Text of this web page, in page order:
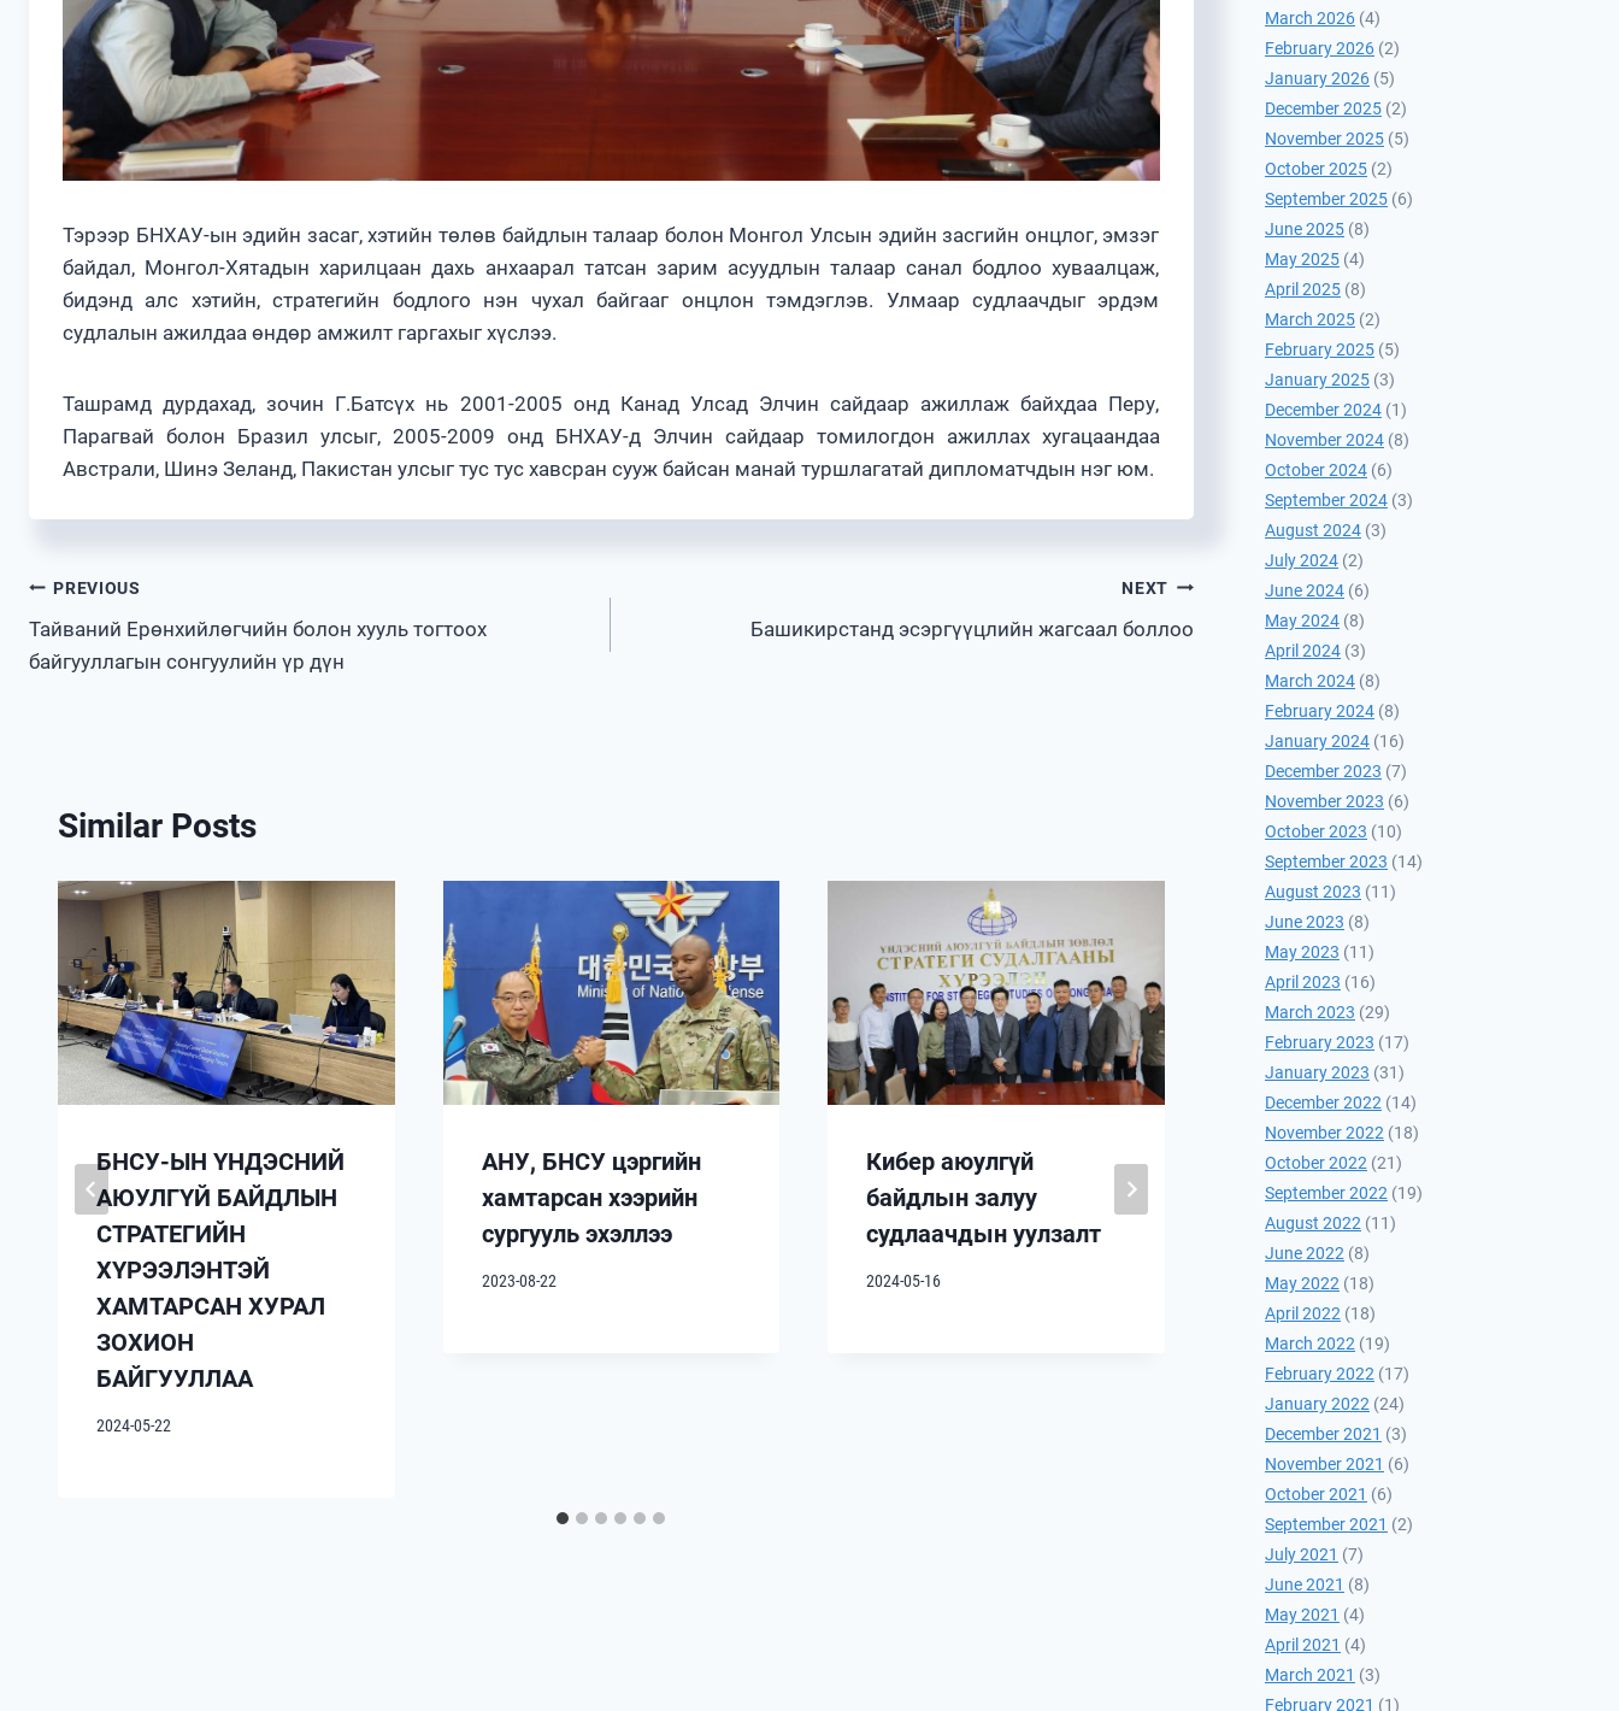
Тэрээр БНХАУ-ын эдийн засаг, хэтийн төлөв байдлын талаар болон Монгол Улсын эдийн засгийн онцлог, эмзэг
байдал, Монгол-Хятадын харилцаан дахь анхаарал татсан зарим асуудлын талаар санал бодлоо хуваалцаж,
бидэнд алс хэтийн, стратегийн бодлого нэн чухал байгааг онцлон тэмдэглэв. Улмаар судлаачдыг эрдэм
судлалын ажилдаа өндөр амжилт гаргахыг хүслээ.
Ташрамд дурдахад, зочин Г.Батсүх нь 2001-2005 онд Канад Улсад Элчин сайдаар ажиллаж байхдаа Перу,
Парагвай болон Бразил улсыг, 2005-2009 онд БНХАУ-д Элчин сайдаар томилогдон ажиллах хугацаандаа
Австрали, Шинэ Зеланд, Пакистан улсыг тус тус хавсран сууж байсан манай туршлагатай дипломатчдын нэг юм.
Post
navigation
PREVIOUS
Тайваний Ерөнхийлөгчийн болон хууль тогтоох
байгууллагын сонгуулийн үр дүн
NEXT
Башикирстанд эсэргүүцлийн жагсаал боллоо
Similar Posts
БНСУ-ЫН ҮНДЭСНИЙ
АЮУЛГҮЙ БАЙДЛЫН
СТРАТЕГИЙН
ХҮРЭЭЛЭНТЭЙ
ХАМТАРСАН ХУРАЛ
ЗОХИОН
БАЙГУУЛЛАА
2024-05-22
АНУ, БНСУ цэргийн
хамтарсан хээрийн
сургууль эхэллээ
2023-08-22
Кибер аюулгүй
байдлын залуу
судлаачдын уулзалт
2024-05-16
Япон, Австрали улс
Батлан хамгаалах
салбарт хамтарна
2022-01-07
March 2026 (4)
February 2026 (2)
January 2026 (5)
December 2025 (2)
November 2025 (5)
October 2025 (2)
September 2025 (6)
June 2025 (8)
May 2025 (4)
April 2025 (8)
March 2025 (2)
February 2025 (5)
January 2025 (3)
December 2024 (1)
November 2024 (8)
October 2024 (6)
September 2024 (3)
August 2024 (3)
July 2024 (2)
June 2024 (6)
May 2024 (8)
April 2024 (3)
March 2024 (8)
February 2024 (8)
January 2024 (16)
December 2023 (7)
November 2023 (6)
October 2023 (10)
September 2023 (14)
August 2023 (11)
June 2023 (8)
May 2023 (11)
April 2023 (16)
March 2023 (29)
February 2023 (17)
January 2023 (31)
December 2022 (14)
November 2022 (18)
October 2022 (21)
September 2022 (19)
August 2022 (11)
June 2022 (8)
May 2022 (18)
April 2022 (18)
March 2022 (19)
February 2022 (17)
January 2022 (24)
December 2021 (3)
November 2021 (6)
October 2021 (6)
September 2021 (2)
July 2021 (7)
June 2021 (8)
May 2021 (4)
April 2021 (4)
March 2021 (3)
February 2021 (1)